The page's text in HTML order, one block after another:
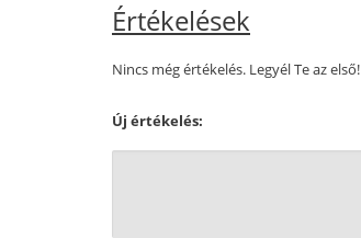
Értékelések
Nincs még értékelés. Legyél Te az első!
Új értékelés: